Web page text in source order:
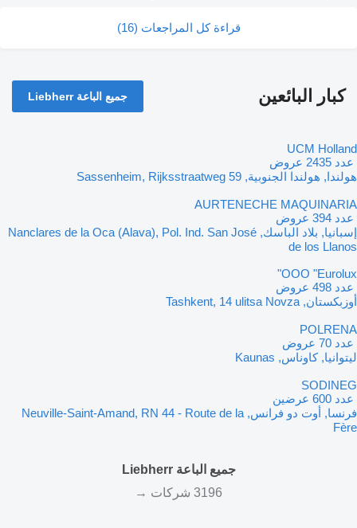
قراءة كل المراجعات (16)
كبار البائعين جميع الباعة Liebherr
UCM Holland
‏ عدد 2435 عروض
هولندا, هولندا الجنوبية, Sassenheim, Rijksstraatweg 59
AURTENECHE MAQUINARIA
‏ عدد 394 عروض
إسبانيا, بلاد الباسك, Nanclares de la Oca (Alava), Pol. Ind. San José
de los Llanos
OOO "Eurolux"
‏ عدد 498 عروض
أوزبكستان, Tashkent, 14 ulitsa Novza
POLRENA
‏ عدد 70 عروض
ليتوانيا, كاوناس, Kaunas
SODINEG
‏ عدد 600 عرضين
فرنسا, أوت دو فرانس, Neuville-Saint-Amand, RN 44 - Route de la
Fère
جميع الباعة Liebherr
3196 شركات →